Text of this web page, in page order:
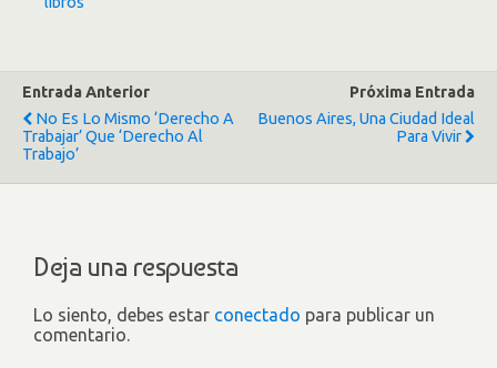
Entrada Anterior
No Es Lo Mismo ‘Derecho A
Trabajar’ Que ‘Derecho Al
Trabajo’
Próxima Entrada
Buenos Aires, Una Ciudad Ideal
Para Vivir
Deja una respuesta
Lo siento, debes estar conectado para publicar un
comentario.